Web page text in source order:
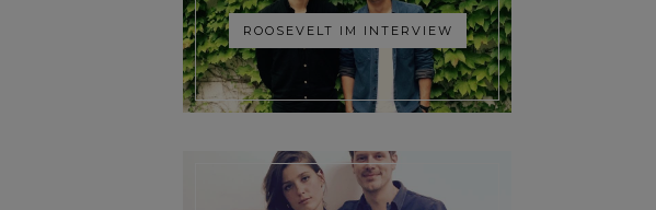
ROOSEVELT IM INTERVIEW